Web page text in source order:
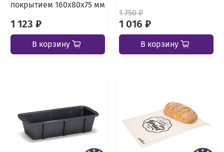
покрытием 160х80х75 мм
1 123 ₽
В корзину
1 750 ₽
1 016 ₽
В корзину